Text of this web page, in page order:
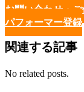
お問い合わせ・
パフォーマー登録
関連する記事
No related posts.